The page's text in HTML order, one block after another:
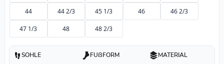
44 44 2/3 45 1/3 46 46 2/3
47 1/3 48 48 2/3
SOHLE FUßFORM MATERIAL